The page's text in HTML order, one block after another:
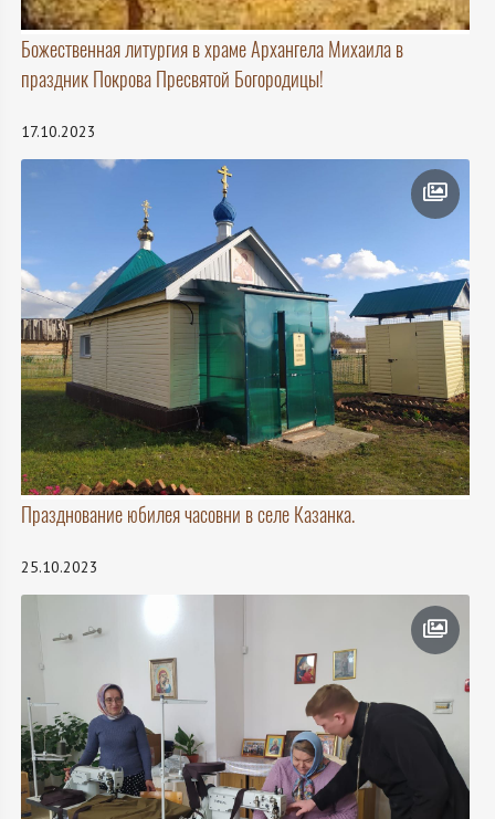
Божественная литургия в храме Архангела Михаила в
праздник Покрова Пресвятой Богородицы!
17.10.2023
Празднование юбилея часовни в селе Казанка.
25.10.2023